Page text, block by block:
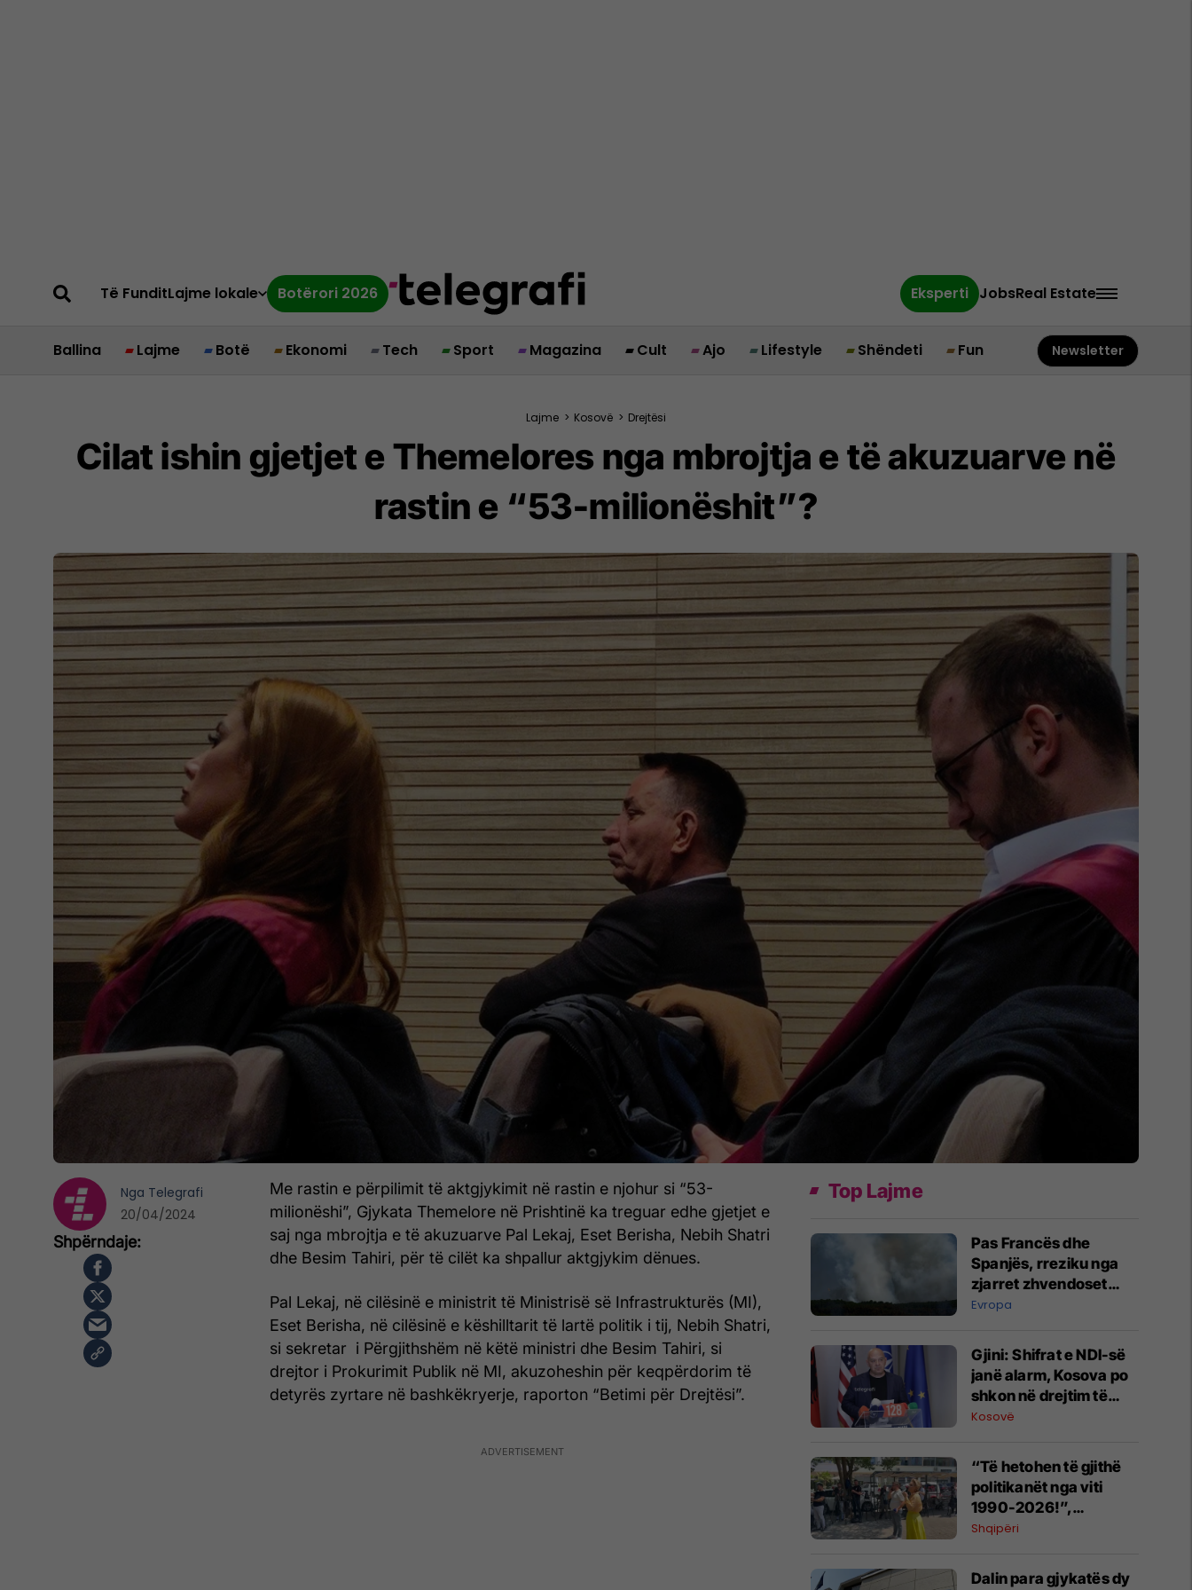
Të FunditLajme lokale Botërori 2026 Eksperti JobsReal Estate
Ballina Lajme Botë Ekonomi Tech Sport Magazina Cult Ajo Lifestyle Shëndeti Fun Newsletter
Lajme > Kosovë > Drejtësi
Cilat ishin gjetjet e Themelores nga mbrojtja e të akuzuarve në
rastin e “53-milionëshit”?
Me rastin e përpilimit të aktgjykimit në rastin e njohur si “53-
milionëshi”, Gjykata Themelore në Prishtinë ka treguar edhe gjetjet e
saj nga mbrojtja e të akuzuarve Pal Lekaj, Eset Berisha, Nebih Shatri
dhe Besim Tahiri, për të cilët ka shpallur aktgjykim dënues.
Pal Lekaj, në cilësinë e ministrit të Ministrisë së Infrastrukturës (MI),
Eset Berisha, në cilësinë e këshilltarit të lartë politik i tij, Nebih Shatri,
si sekretar i Përgjithshëm në këtë ministri dhe Besim Tahiri, si
drejtor i Prokurimit Publik në MI, akuzoheshin për keqpërdorim të
detyrës zyrtare në bashkëkryerje, raporton “Betimi për Drejtësi”.
Nga Telegrafi
20/04/2024
Top Lajme
Pas Francës dhe
Spanjës, rreziku nga
zjarret zhvendoset
drejt Greqisë dhe
Evropa
Gjini: Shifrat e NDI-së
janë alarm, Kosova po
shkon në drejtim të
gabuar
Kosovë
“Të hetohen të gjithë
politikanët nga viti
1990-2026!”,
Kryemadhi replikon me
SPAK
Shqipëri
​Dalin para gjykatës dy